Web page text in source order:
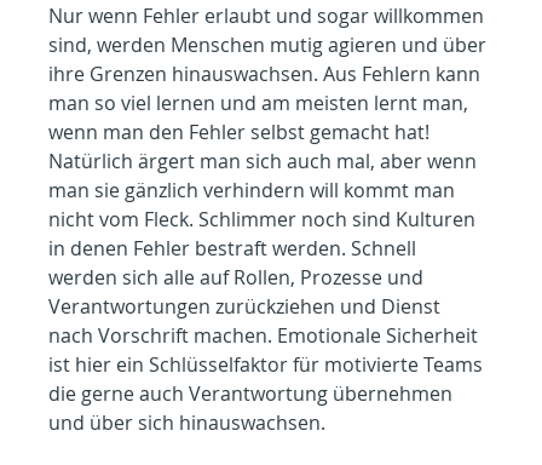
Nur wenn Fehler erlaubt und sogar willkommen
sind, werden Menschen mutig agieren und über
ihre Grenzen hinauswachsen. Aus Fehlern kann
man so viel lernen und am meisten lernt man,
wenn man den Fehler selbst gemacht hat!
Natürlich ärgert man sich auch mal, aber wenn
man sie gänzlich verhindern will kommt man
nicht vom Fleck. Schlimmer noch sind Kulturen
in denen Fehler bestraft werden. Schnell
werden sich alle auf Rollen, Prozesse und
Verantwortungen zurückziehen und Dienst
nach Vorschrift machen. Emotionale Sicherheit
ist hier ein Schlüsselfaktor für motivierte Teams
die gerne auch Verantwortung übernehmen
und über sich hinauswachsen.